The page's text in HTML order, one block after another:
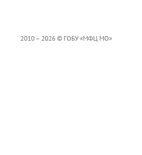
2010 – 2026 © ГОБУ «МФЦ МО»